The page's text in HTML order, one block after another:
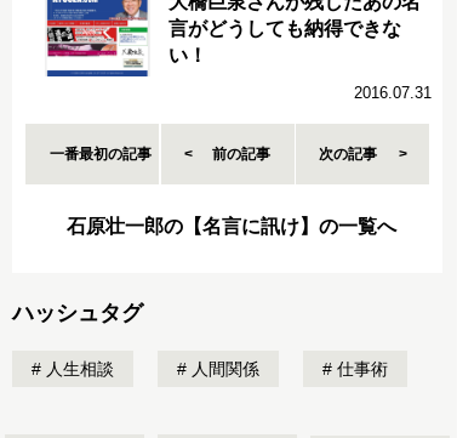
言がどうしても納得できな
い！
2016.07.31
一番最初の記事 前の記事 次の記事
石原壮一郎の【名言に訊け】の一覧へ
ハッシュタグ
人生相談 人間関係 仕事術